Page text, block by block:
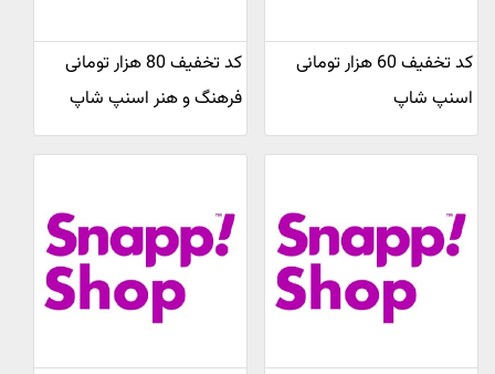
کد تخفیف 60 هزار تومانی
اسنپ شاپ
کد تخفیف 80 هزار تومانی
فرهنگ و هنر اسنپ شاپ